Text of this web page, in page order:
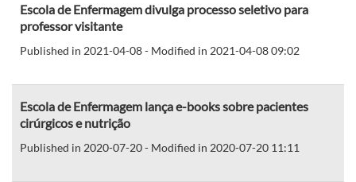
Escola de Enfermagem divulga processo seletivo para
professor visitante
Published in 2021-04-08 - Modified in 2021-04-08 09:02
Escola de Enfermagem lança e-books sobre pacientes
cirúrgicos e nutrição
Published in 2020-07-20 - Modified in 2020-07-20 11:11